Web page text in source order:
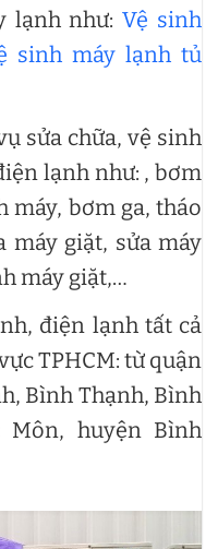
lạnh như:Vệ sinh
sinh máy lạnh tủ
sửa chữa, vệ sinh
lạnh như: , bơm
máy, bơm ga, tháo
máy giặt, sửa máy
máy giặt,…
điện lạnh tất cả
TPHCM: từ quận
Bình Thạnh, Bình
Môn, huyện Bình